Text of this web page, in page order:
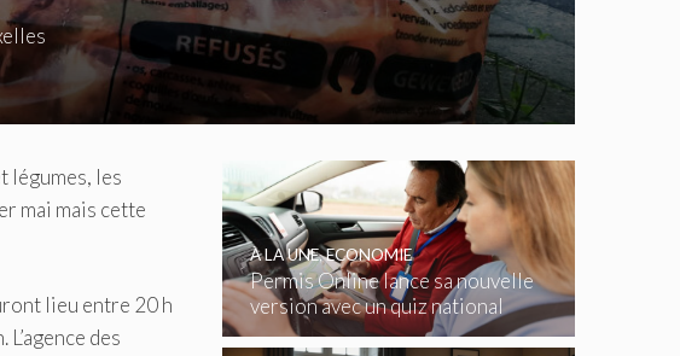
légumes, les
mai mais cette
lieu entre 20 h
L’agence des
Permis Online lance sa nouvelle
version avec un quiz national
gratuit
À LA UNE,ECONOMIE